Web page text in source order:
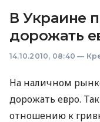
В Украине
дорожать
14.10.2010, 08:40 —
На наличном
дорожать евро.
отношению к